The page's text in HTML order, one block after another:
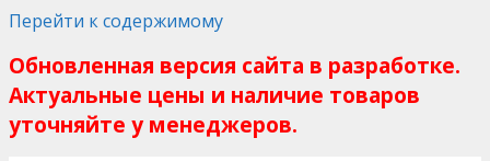
Перейти к содержимому
Обновленная версия сайта в разработке.
Актуальные цены и наличие товаров
уточняйте у менеджеров.